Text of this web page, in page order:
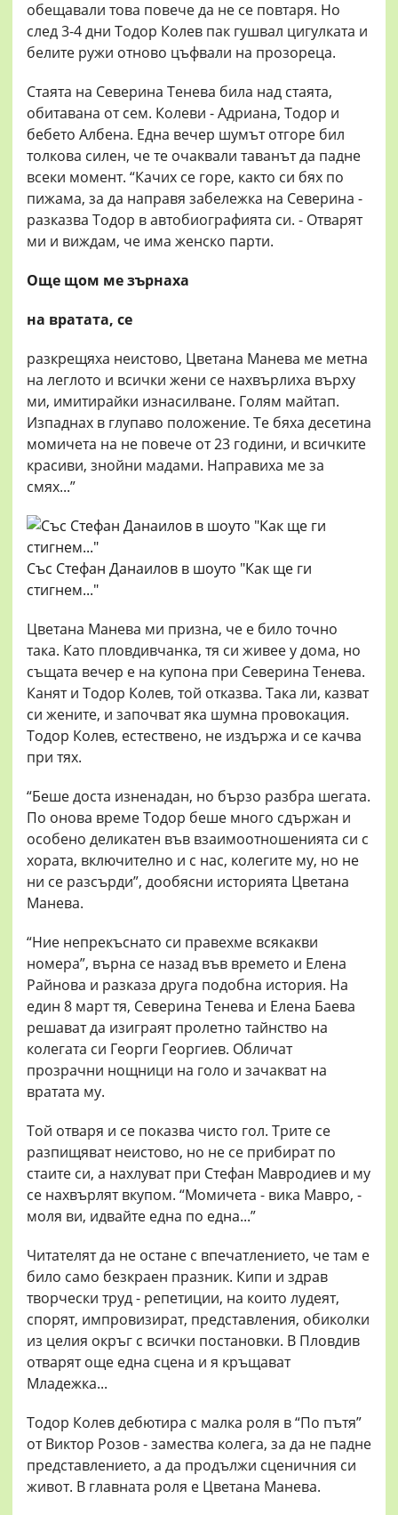
обещавали това повече да не се повтаря. Но
след 3-4 дни Тодор Колев пак гушвал цигулката и
белите ружи отново цъфвали на прозореца.
Стаята на Северина Тенева била над стаята,
обитавана от сем. Колеви - Адриана, Тодор и
бебето Албена. Една вечер шумът отгоре бил
толкова силен, че те очаквали таванът да падне
всеки момент. “Качих се горе, както си бях по
пижама, за да направя забележка на Северина -
разказва Тодор в автобиографията си. - Отварят
ми и виждам, че има женско парти.
Още щом ме зърнаха
на вратата, се
разкрещяха неистово, Цветана Манева ме метна
на леглото и всички жени се нахвърлиха върху
ми, имитирайки изнасилване. Голям майтап.
Изпаднах в глупаво положение. Те бяха десетина
момичета на не повече от 23 години, и всичките
красиви, знойни мадами. Направиха ме за
смях...”
Със Стефан Данаилов в шоуто "Как ще ги
стигнем..."
Цветана Манева ми призна, че е било точно
така. Като пловдивчанка, тя си живее у дома, но
същата вечер е на купона при Северина Тенева.
Канят и Тодор Колев, той отказва. Така ли, казват
си жените, и започват яка шумна провокация.
Тодор Колев, естествено, не издържа и се качва
при тях.
“Беше доста изненадан, но бързо разбра шегата.
По онова време Тодор беше много сдържан и
особено деликатен във взаимоотношенията си с
хората, включително и с нас, колегите му, но не
ни се разсърди”, дообясни историята Цветана
Манева.
“Ние непрекъснато си правехме всякакви
номера”, върна се назад във времето и Елена
Райнова и разказа друга подобна история. На
един 8 март тя, Северина Тенева и Елена Баева
решават да изиграят пролетно тайнство на
колегата си Георги Георгиев. Обличат
прозрачни нощници на голо и зачакват на
вратата му.
Той отваря и се показва чисто гол. Трите се
разпищяват неистово, но не се прибират по
стаите си, а нахлуват при Стефан Мавродиев и му
се нахвърлят вкупом. “Момичета - вика Мавро, -
моля ви, идвайте една по една...”
Читателят да не остане с впечатлението, че там е
било само безкраен празник. Кипи и здрав
творчески труд - репетиции, на които лудеят,
спорят, импровизират, представления, обиколки
из целия окръг с всички постановки. В Пловдив
отварят още една сцена и я кръщават
Младежка...
Тодор Колев дебютира с малка роля в “По пътя”
от Виктор Розов - замества колега, за да не падне
представлението, а да продължи сценичния си
живот. В главната роля е Цветана Манева.